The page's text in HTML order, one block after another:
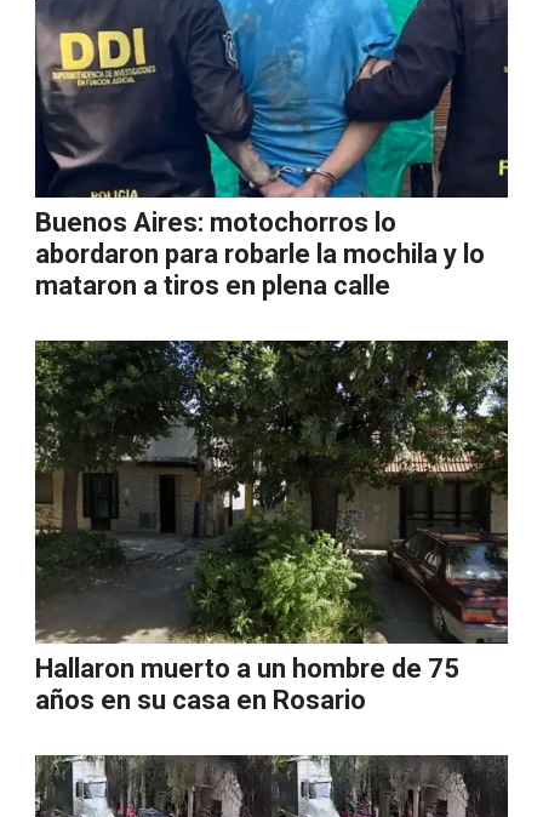
Buenos Aires: motochorros lo
abordaron para robarle la mochila y lo
mataron a tiros en plena calle
Hallaron muerto a un hombre de 75
años en su casa en Rosario